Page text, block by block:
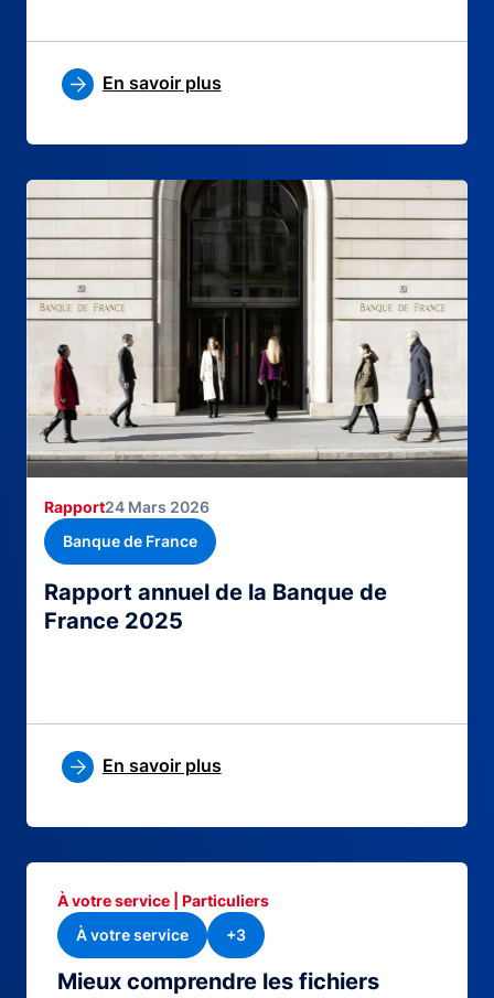
En savoir plus
Rapport annuel de la Banque de
France 2025
Rapport24 Mars 2026
Banque de France
En savoir plus
Mieux comprendre les fichiers
À votre service | Particuliers
À votre service
+3